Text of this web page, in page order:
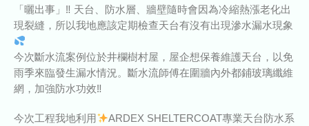
「曬出事」‼ 天台、防水層、牆壁隨時會因為冷縮熱漲老化出
現裂縫，所以我地應該定期檢查天台有沒有出現滲水漏水現象
今次斷水流案例位於井欄樹村屋，屋企想保養維護天台，以免
雨季來臨發生漏水情況。斷水流師傅在圍牆內外都鋪玻璃纖維
網，加強防水功效‼
今次工程我地利用
ARDEX SHELTERCOAT專業天台防水系